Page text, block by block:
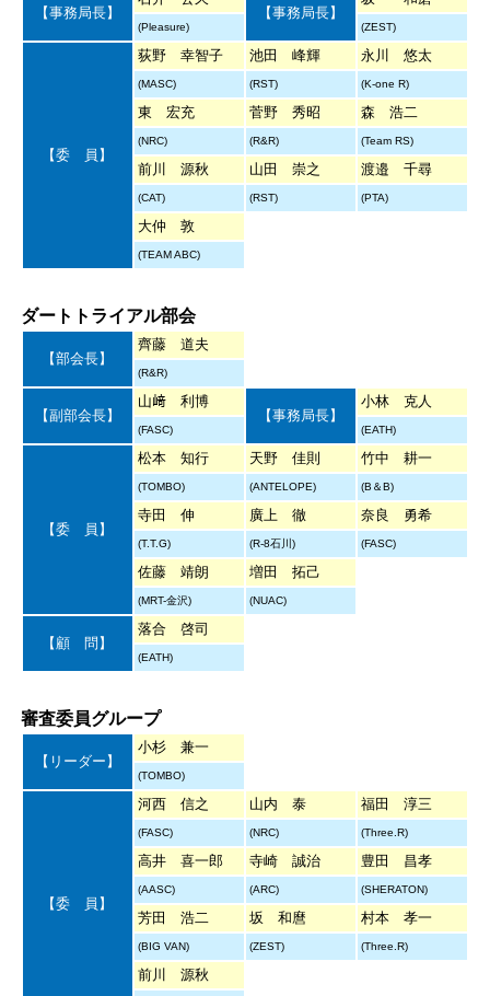
【事務局長】
【事務局長】
(Pleasure) (ZEST)
【委 員】
荻野 幸智子 池田 峰輝 永川 悠太
(MASC) (RST) (K-one R)
東 宏充 菅野 秀昭 森 浩二
(NRC) (R&R) (Team RS)
前川 源秋 山田 崇之 渡邉 千尋
(CAT) (RST) (PTA)
大仲 敦
(TEAM ABC)
ダートトライアル部会
【部会長】
齊藤 道夫
(R&R)
【副部会長】
山﨑 利博
【事務局長】
小林 克人
(FASC) (EATH)
【委 員】
松本 知行 天野 佳則 竹中 耕一
(TOMBO) (ANTELOPE) (B＆B)
寺田 伸 廣上 徹 奈良 勇希
(T.T.G) (R-8石川) (FASC)
佐藤 靖朗 増田 拓己
(MRT-金沢) (NUAC)
【顧 問】
落合 啓司
(EATH)
審査委員グループ
【リーダー】
小杉 兼一
(TOMBO)
【委 員】
河西 信之 山内 泰 福田 淳三
(FASC) (NRC) (Three.R)
高井 喜一郎 寺崎 誠治 豊田 昌孝
(AASC) (ARC) (SHERATON)
芳田 浩二 坂 和麿 村本 孝一
(BIG VAN) (ZEST) (Three.R)
前川 源秋